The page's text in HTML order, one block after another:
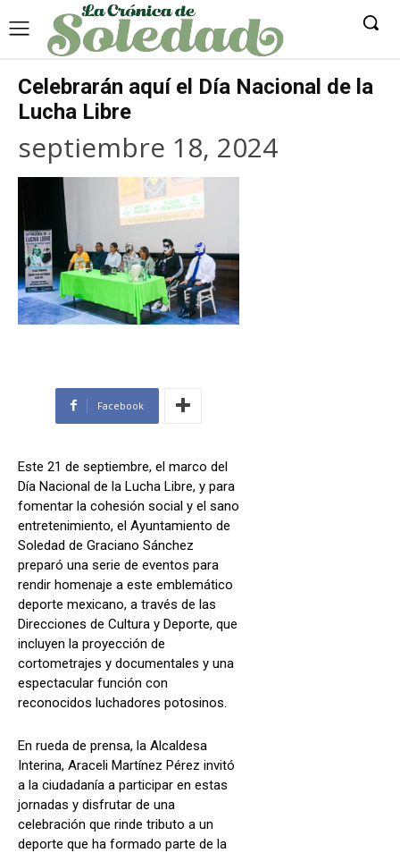
Celebrarán aquí el Día Nacional de la
Lucha Libre
septiembre 18, 2024
Facebook
Este 21 de septiembre, el marco del
Día Nacional de la Lucha Libre, y para
fomentar la cohesión social y el sano
entretenimiento, el Ayuntamiento de
Soledad de Graciano Sánchez
preparó una serie de eventos para
rendir homenaje a este emblemático
deporte mexicano, a través de las
Direcciones de Cultura y Deporte, que
incluyen la proyección de
cortometrajes y documentales y una
espectacular función con
reconocidos luchadores potosinos.
En rueda de prensa, la Alcaldesa
Interina, Araceli Martínez Pérez invitó
a la ciudadanía a participar en estas
jornadas y disfrutar de una
celebración que rinde tributo a un
deporte que ha formado parte de la